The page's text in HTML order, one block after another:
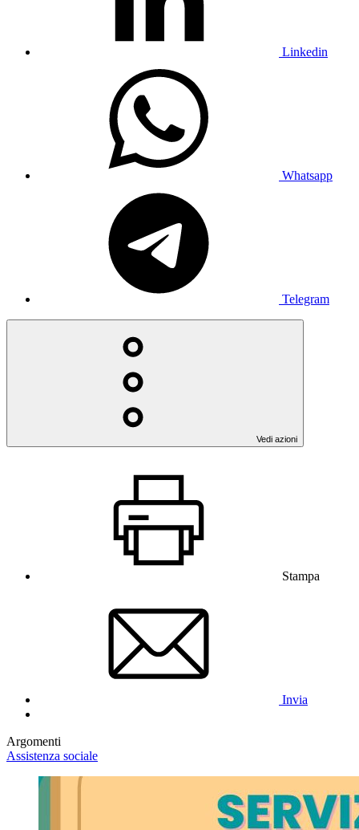
Linkedin
Whatsapp
Telegram
Vedi azioni
Stampa
Invia
Argomenti
Assistenza sociale